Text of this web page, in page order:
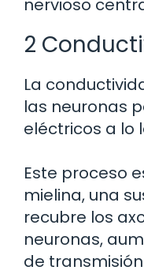
nervioso
2
La
las neuronas
eléctricos a lo
Este proceso
mielina, una
recubre los
neuronas,
de